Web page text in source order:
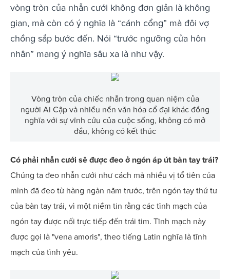
vòng tròn của nhẫn cưới không đơn giản là không
gian, mà còn có ý nghĩa là “cánh cổng” mà đôi vợ
chồng sắp bước đến. Nói “trước ngưỡng cửa hôn
nhân” mang ý nghĩa sâu xa là như vậy.
Vòng tròn của chiếc nhẫn trong quan niệm của
người Ai Cập và nhiều nền văn hóa cổ đại khác đồng
nghĩa với sự vĩnh cửu của cuộc sống, không có mở
đầu, không có kết thúc
Có phải nhẫn cưới sẽ được đeo ở ngón áp út bàn tay trái?
Chúng ta đeo nhẫn cưới như cách mà nhiều vị tổ tiên của
mình đã đeo từ hàng ngàn năm trước, trên ngón tay thứ tư
của bàn tay trái, vì một niềm tin rằng các tĩnh mạch của
ngón tay được nối trực tiếp đến trái tim. Tĩnh mạch này
được gọi là "vena amoris", theo tiếng Latin nghĩa là tĩnh
mạch của tình yêu.